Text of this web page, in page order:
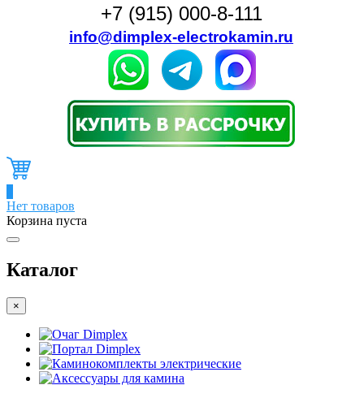
+7 (915) 000-8-111
info@dimplex-electrokamin.ru
Нет товаров
Корзина пуста
Каталог
×
Очаг Dimplex
Портал Dimplex
Каминокомплекты электрические
Аксессуары для камина